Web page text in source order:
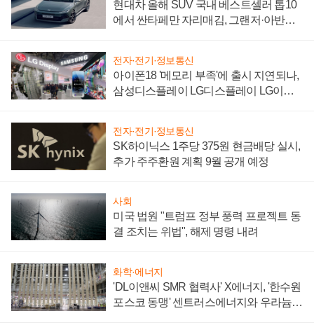
현대차 올해 SUV 국내 베스트셀러 톱10
에서 싼타페만 자리매김, 그랜저·아반떼
전자·전기·정보통신
아이폰18 '메모리 부족'에 출시 지연되나,
삼성디스플레이 LG디스플레이 LG이노
전자·전기·정보통신
SK하이닉스 1주당 375원 현금배당 실시,
추가 주주환원 계획 9월 공개 예정
사회
미국 법원 "트럼프 정부 풍력 프로젝트 동
결 조치는 위법", 해제 명령 내려
화학·에너지
'DL이앤씨 SMR 협력사' X에너지, '한수원
포스코 동맹' 센트러스에너지와 우라늄